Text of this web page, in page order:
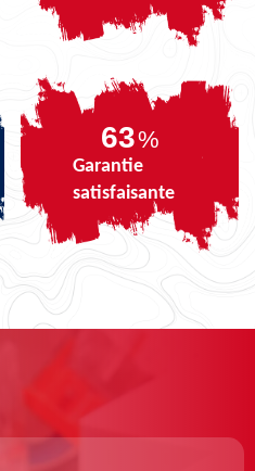
79%
Garantie
satisfaisante